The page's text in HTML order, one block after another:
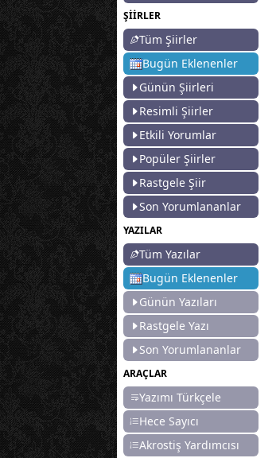
ŞİİRLER
Tüm Şiirler
Bugün Eklenenler
Günün Şiirleri
Resimli Şiirler
Etkili Yorumlar
Popüler Şiirler
Rastgele Şiir
Son Yorumlananlar
YAZILAR
Tüm Yazılar
Bugün Eklenenler
Günün Yazıları
Rastgele Yazı
Son Yorumlananlar
ARAÇLAR
Yazımı Türkçele
Hece Sayıcı
Akrostiş Yardımcısı